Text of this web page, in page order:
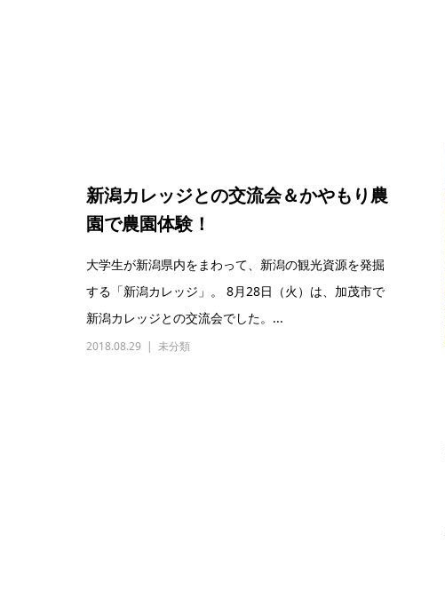
新潟カレッジとの交流会＆かやもり農
園で農園体験！
大学生が新潟県内をまわって、新潟の観光資源を発掘
する「新潟カレッジ」。 8月28日（火）は、加茂市で
新潟カレッジとの交流会でした。...
2018.08.29 未分類